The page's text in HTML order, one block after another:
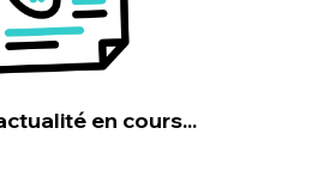
en cours...